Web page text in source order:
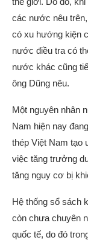
các nước nêu
có xu hướng kiện
nước điều tra có
nước khác cũng
ông Dũng nêu.
Một nguyên nhân
Nam hiện nay
thép Việt Nam tạo
việc tăng trưởng
tăng nguy cơ bị
Hệ thống sổ sách
còn chưa chuyên
quốc tế, do đó